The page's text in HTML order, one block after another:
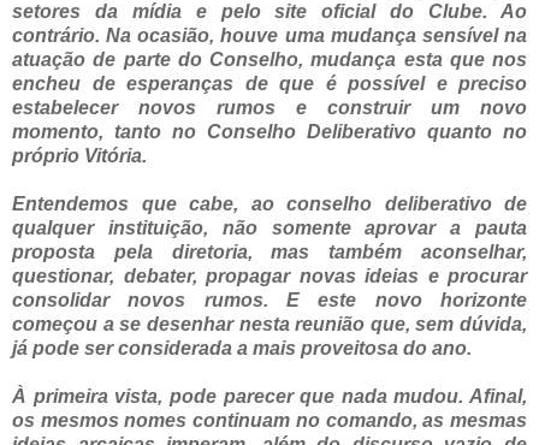
setores da mídia e pelo site oficial do Clube. Ao
contrário. Na ocasião, houve uma mudança sensível na
atuação de parte do Conselho, mudança esta que nos
encheu de esperanças de que é possível e preciso
estabelecer novos rumos e construir um novo
momento, tanto no Conselho Deliberativo quanto no
próprio Vitória.
Entendemos que cabe, ao conselho deliberativo de
qualquer instituição, não somente aprovar a pauta
proposta pela diretoria, mas também aconselhar,
questionar, debater, propagar novas ideias e procurar
consolidar novos rumos. E este novo horizonte
começou a se desenhar nesta reunião que, sem dúvida,
já pode ser considerada a mais proveitosa do ano.
À primeira vista, pode parecer que nada mudou. Afinal,
os mesmos nomes continuam no comando, as mesmas